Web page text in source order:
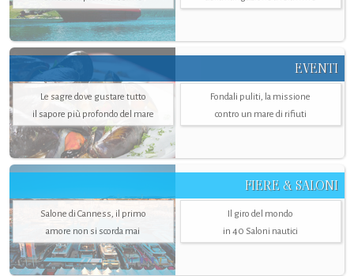
EVENTI
Le sagre dove gustare tutto
il sapore più profondo del mare
Fondali puliti, la missione
contro un mare di rifiuti
FIERE & SALONI
Salone di Canness, il primo
amore non si scorda mai
Il giro del mondo
in 40 Saloni nautici